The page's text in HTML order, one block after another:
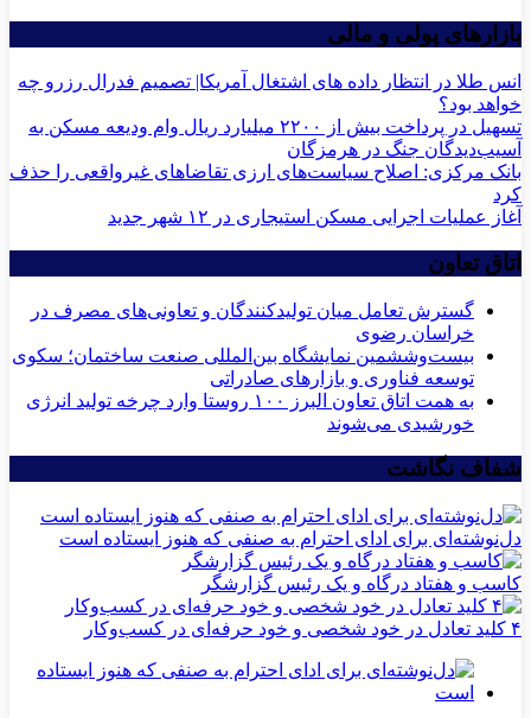
بازارهای پولی و مالی
انس طلا در انتظار داده های اشتغال آمریکا| تصمیم فدرال رزرو چه
خواهد بود؟
تسهیل در پرداخت بیش از ۲۲۰۰ میلیارد ریال وام ودیعه مسکن به
آسیب‌دیدگان جنگ در هرمزگان
بانک مرکزی: اصلاح سیاست‌های ارزی تقاضاهای غیرواقعی را حذف
کرد
آغاز عملیات اجرایی مسکن استیجاری در ۱۲ شهر جدید
اتاق تعاون
گسترش تعامل میان تولیدکنندگان و تعاونی‌های مصرف در
خراسان رضوی
بیست‌وششمین نمایشگاه بین‌المللی صنعت ساختمان؛ سکوی
توسعه فناوری و بازارهای صادراتی
به همت اتاق تعاون البرز ۱۰۰ روستا وارد چرخه تولید انرژی
خورشیدی می‌شوند
شفاف نگاشت
دل‌نوشته‌ای برای ادای احترام به صنفی که هنوز ایستاده است
کاسب و هفتاد درگاه و یک رئیس گزارشگر
۴ کلید تعادل در خود شخصی و خود حرفه‌ای در کسب‌وکار